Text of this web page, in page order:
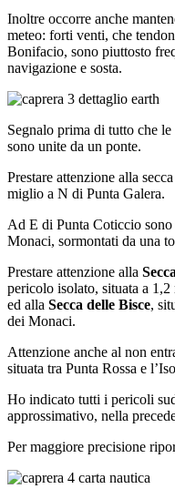
Inoltre occorre anche
meteo: forti venti, che
Bonifacio, sono piuttosto
navigazione e sosta.
Segnalo prima di tutto che
sono unite da un ponte.
Prestare attenzione alla
miglio a N di Punta Galera.
Ad E di Punta Coticcio
Monaci, sormontati da una
Prestare attenzione alla
pericolo isolato, situata a
ed alla Secca delle Bisce,
dei Monaci.
Attenzione anche al non
situata tra Punta Rossa e
Ho indicato tutti i pericoli
approssimativo, nella
Per maggiore precisione